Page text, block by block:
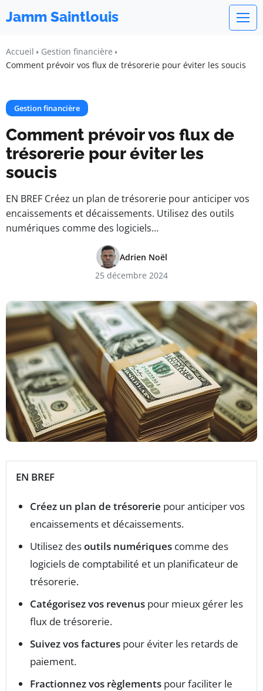
Jamm Saintlouis
Accueil
Gestion financière
Comment prévoir vos flux de trésorerie pour éviter les soucis
Gestion financière
Comment prévoir vos flux de
trésorerie pour éviter les
soucis
EN BREF Créez un plan de trésorerie pour anticiper vos
encaissements et décaissements. Utilisez des outils
numériques comme des logiciels…
Adrien Noël
25 décembre 2024
EN BREF
Créez un plan de trésorerie pour anticiper vos
encaissements et décaissements.
Utilisez desoutils numériques comme des
logiciels de comptabilité et un planificateur de
trésorerie.
Catégorisez vos revenus pour mieux gérer les
flux de trésorerie.
Suivez vos factures pour éviter les retards de
paiement.
Fractionnez vos règlements pour faciliter le